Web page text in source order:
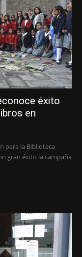
éxito
en
para la Biblioteca